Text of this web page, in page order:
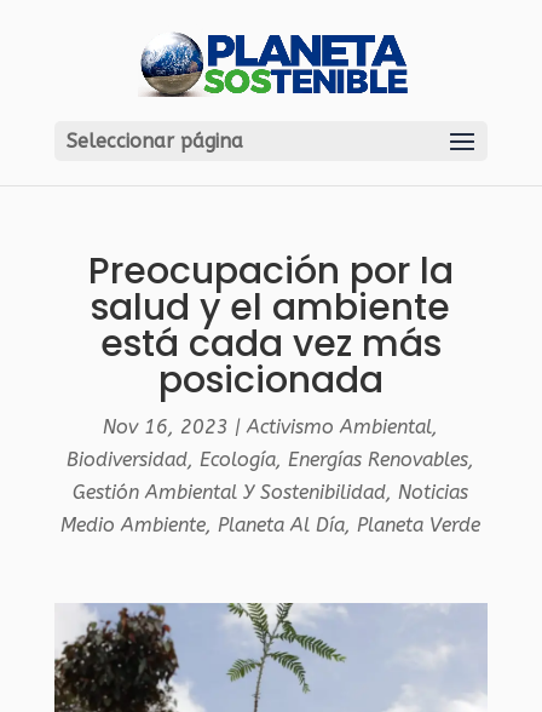
Seleccionar página
Preocupación por la
salud y el ambiente
está cada vez más
posicionada
Nov 16, 2023 |Activismo Ambiental,
Biodiversidad,Ecología,Energías Renovables,
Gestión Ambiental Y Sostenibilidad,Noticias
Medio Ambiente,Planeta Al Día,Planeta Verde